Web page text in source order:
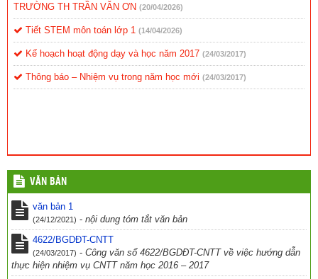
TRƯỜNG TH TRẦN VĂN ƠN (20/04/2026)
Tiết STEM môn toán lớp 1 (14/04/2026)
Kế hoạch hoạt động dạy và học năm 2017 (24/03/2017)
Thông báo – Nhiệm vụ trong năm học mới (24/03/2017)
VĂN BẢN
văn bản 1
(24/12/2021) - nội dung tóm tắt văn bản
4622/BGDĐT-CNTT
(24/03/2017) - Công văn số 4622/BGDĐT-CNTT về việc hướng dẫn
thực hiện nhiệm vụ CNTT năm học 2016 – 2017